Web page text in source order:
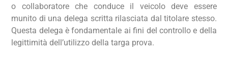
o collaboratore che conduce il veicolo deve essere
munito di una delega scritta rilasciata dal titolare stesso.
Questa delega è fondamentale ai fini del controllo e della
legittimità dell’utilizzo della targa prova.